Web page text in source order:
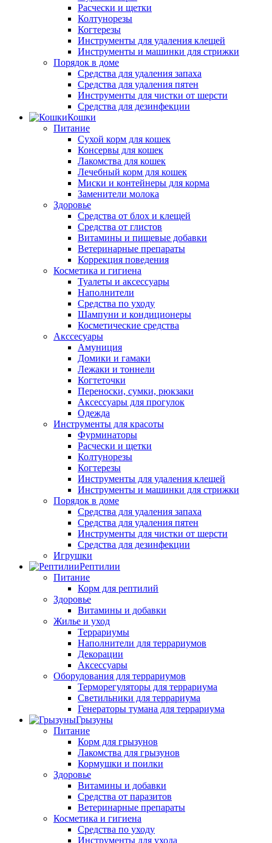
Расчески и щетки
Колтунорезы
Когтерезы
Инструменты для удаления клещей
Инструменты и машинки для стрижки
Порядок в доме
Средства для удаления запаха
Средства для удаления пятен
Инструменты для чистки от шерсти
Средства для дезинфекции
Кошки
Питание
Сухой корм для кошек
Консервы для кошек
Лакомства для кошек
Лечебный корм для кошек
Миски и контейнеры для корма
Заменители молока
Здоровье
Средства от блох и клещей
Средства от глистов
Витамины и пищевые добавки
Ветеринарные препараты
Коррекция поведения
Косметика и гигиена
Туалеты и аксессуары
Наполнители
Средства по уходу
Шампуни и кондиционеры
Косметические средства
Акссесуары
Амуниция
Домики и гамаки
Лежаки и тоннели
Когтеточки
Переноски, сумки, рюкзаки
Аксессуары для прогулок
Одежда
Инструменты для красоты
Фурминаторы
Расчески и щетки
Колтунорезы
Когтерезы
Инструменты для удаления клещей
Инструменты и машинки для стрижки
Порядок в доме
Средства для удаления запаха
Средства для удаления пятен
Инструменты для чистки от шерсти
Средства для дезинфекции
Игрушки
Рептилии
Питание
Корм для рептилий
Здоровье
Витамины и добавки
Жилье и уход
Террариумы
Наполнители для террариумов
Декорации
Аксессуары
Оборудования для террариумов
Терморегуляторы для террариума
Светильники для террариума
Генераторы тумана для террариума
Грызуны
Питание
Корм для грызунов
Лакомства для грызунов
Кормушки и поилки
Здоровье
Витамины и добавки
Средства от паразитов
Ветеринарные препараты
Косметика и гигиена
Средства по уходу
Инструменты для ухода